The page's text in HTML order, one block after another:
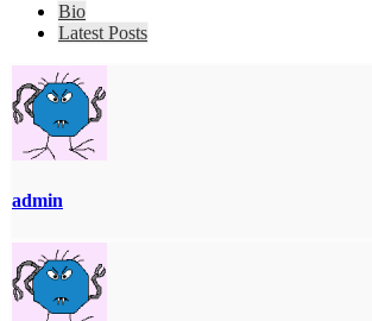
Bio
Latest Posts
admin